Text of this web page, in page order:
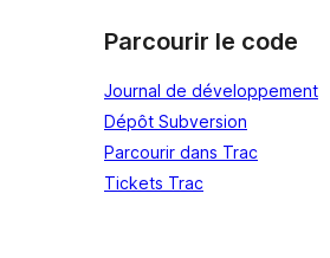
Parcourir le code
Journal de développement
Dépôt Subversion
Parcourir dans Trac
Tickets Trac